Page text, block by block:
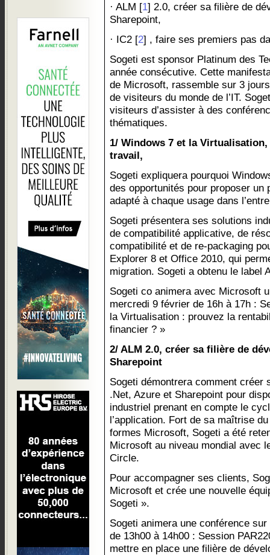
· ALM [1] 2.0, créer sa filière de
Sharepoint,
· IC2 [2] , faire ses premiers pas
Sogeti est sponsor Platinum des
année consécutive. Cette
de Microsoft, rassemble sur 3
de visiteurs du monde de l’IT.
visiteurs d’assister à des
thématiques.
1/ Windows 7 et la
travail,
Sogeti expliquera pourquoi
des opportunités pour proposer un
adapté à chaque usage dans
Sogeti présentera ses solutions
de compatibilité applicative, de
compatibilité et de re-packaging
Explorer 8 et Office 2010, qui
migration. Sogeti a obtenu le label
Sogeti co animera avec Microsoft
mercredi 9 février de 16h à 17h :
la Virtualisation : prouvez la
financier ? »
2/ ALM 2.0, créer sa filière de
Sharepoint
Sogeti démontrera comment créer
.Net, Azure et Sharepoint pour
industriel prenant en compte le
l’application. Fort de sa maîtrise
formes Microsoft, Sogeti a été
Microsoft au niveau mondial avec
Circle.
Pour accompagner ses clients,
Microsoft et crée une nouvelle
Sogeti ».
Sogeti animera une conférence
de 13h00 à 14h00 : Session
mettre en place une filière de